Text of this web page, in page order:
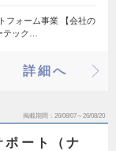
フォーム事業 【会社の
テック…
詳細へ
掲載期間 26/08/07～26/08/20
ポート（ナ